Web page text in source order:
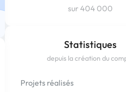
sur 404 000
Statistiques
depuis la création du
Projets réalisés